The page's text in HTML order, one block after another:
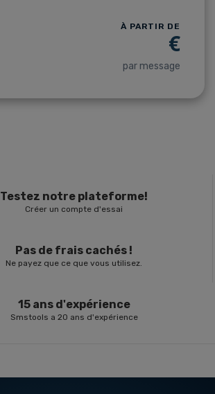
À PARTIR DE
€
par message
Testez notre plateforme!
Créer un compte d'essai
Pas de frais cachés !
Ne payez que ce que vous utilisez.
15 ans d'expérience
Smstools a 20 ans d'expérience